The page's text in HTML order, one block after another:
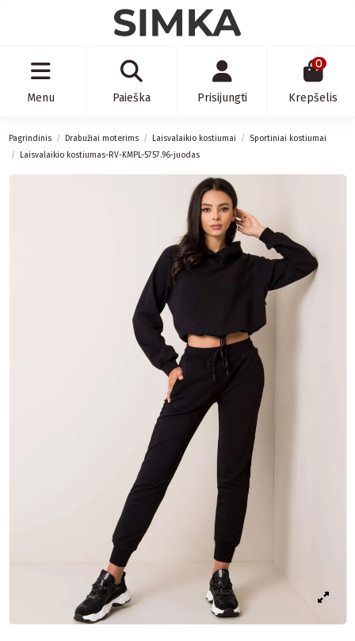
Menu Paieška Prisijungti
0
Krepšelis
Pagrindinis Drabužiai moterims Laisvalaikio kostiumai
Sportiniai kostiumai
Laisvalaikio kostiumas-RV-KMPL-5757.96-juodas